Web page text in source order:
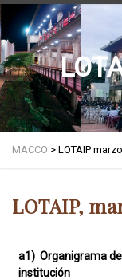
MACCO > LOTAIP
LOTAIP,
a1) Organigrama
institución